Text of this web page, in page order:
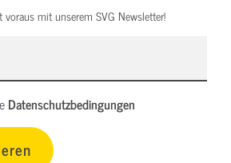
voraus mit unserem SVG Newsletter!
Datenschutzbedingungen